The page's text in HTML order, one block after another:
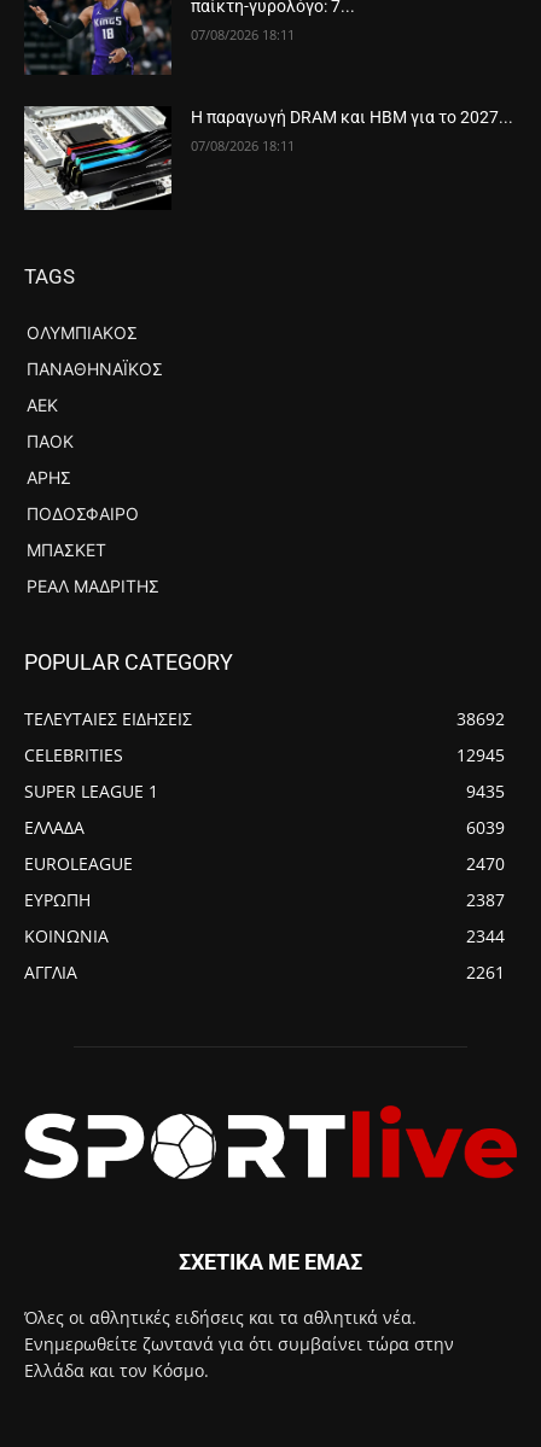
παίκτη-γυρολόγο: 7...
07/08/2026 18:11
Η παραγωγή DRAM και HBM για το 2027...
07/08/2026 18:11
TAGS
ΟΛΥΜΠΙΑΚΌΣ
ΠΑΝΑΘΗΝΑΪΚΌΣ
ΑΕΚ
ΠΑΟΚ
ΆΡΗΣ
ΠΟΔΌΣΦΑΙΡΟ
ΜΠΆΣΚΕΤ
ΡΕΆΛ ΜΑΔΡΊΤΗΣ
POPULAR CATEGORY
ΤΕΛΕΥΤΑΙΕΣ ΕΙΔΗΣΕΙΣ
38692
CELEBRITIES
12945
SUPER LEAGUE 1
9435
ΕΛΛΑΔΑ
6039
EUROLEAGUE
2470
ΕΥΡΩΠΗ
2387
ΚΟΙΝΩΝΙΑ
2344
ΑΓΓΛΙΑ
2261
ΣΧΕΤΙΚΑ ΜΕ ΕΜΑΣ
Όλες οι αθλητικές ειδήσεις και τα αθλητικά νέα.
Ενημερωθείτε ζωντανά για ότι συμβαίνει τώρα στην
Ελλάδα και τον Κόσμο.